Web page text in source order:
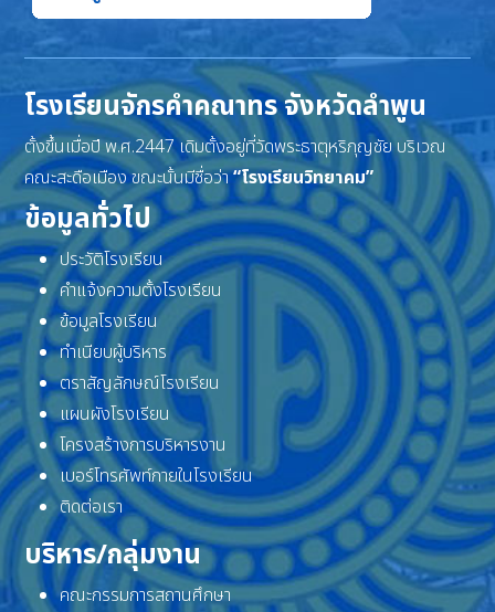
โรงเรียนจักรคำคณาทร จังหวัดลำพูน
ตั้งขึ้นเมื่อปี พ.ศ.2447 เดิมตั้งอยู่ที่วัดพระธาตุหริภุญชัย บริเวณ
คณะสะดือเมือง ขณะนั้นมีชื่อว่า“โรงเรียนวิทยาคม”
ข้อมูลทั่วไป
ประวัติโรงเรียน
คำแจ้งความตั้งโรงเรียน
ข้อมูลโรงเรียน
ทำเนียบผู้บริหาร
ตราสัญลักษณ์โรงเรียน
แผนผังโรงเรียน
โครงสร้างการบริหารงาน
เบอร์โทรศัพท์ภายในโรงเรียน
ติดต่อเรา
บริหาร/กลุ่มงาน
คณะกรรมการสถานศึกษา